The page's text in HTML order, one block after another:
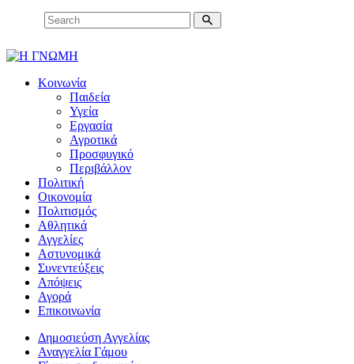
Κοινωνία
Παιδεία
Υγεία
Εργασία
Αγροτικά
Προσφυγικό
Περιβάλλον
Πολιτική
Οικονομία
Πολιτισμός
Αθλητικά
Αγγελίες
Αστυνομικά
Συνεντεύξεις
Απόψεις
Αγορά
Επικοινωνία
Δημοσιεύση Αγγελίας
Αναγγελία Γάμου